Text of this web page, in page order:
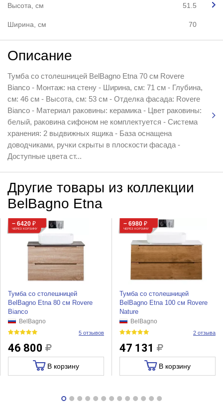
Высота, см 51.5
Ширина, см 70
Описание
Тумба со столешницей BelBagno Etna 70 см Rovere
Bianco - Монтаж: на стену - Ширина, см: 71 см - Глубина,
см: 46 см - Высота, см: 53 см - Отделка фасада: Rovere
Bianco - Материал раковины: керамика - Цвет раковины:
белый, раковина сифоном не комплектуется - Система
хранения: 2 выдвижных ящика - База оснащена
доводчиками, ручки скрыты в плоскости фасада -
Доступные цвета ст...
Другие товары из коллекции
BelBagno Etna
− 6420 ₽
ЧЕРЕЗ КОРЗИНУ
Тумба со столешницей
BelBagno Etna 80 см Rovere
Bianco
BelBagno
5 отзывов
46 800
В корзину
− 6980 ₽
ЧЕРЕЗ КОРЗИНУ
Тумба со столешницей
BelBagno Etna 100 см Rovere
Nature
BelBagno
2 отзыва
47 131
В корзину